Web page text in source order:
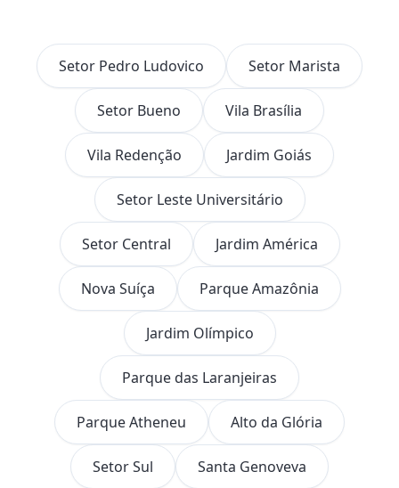
Setor Pedro Ludovico Setor Marista
Setor Bueno Vila Brasília
Vila Redenção Jardim Goiás
Setor Leste Universitário
Setor Central Jardim América
Nova Suíça Parque Amazônia
Jardim Olímpico
Parque das Laranjeiras
Parque Atheneu Alto da Glória
Setor Sul Santa Genoveva